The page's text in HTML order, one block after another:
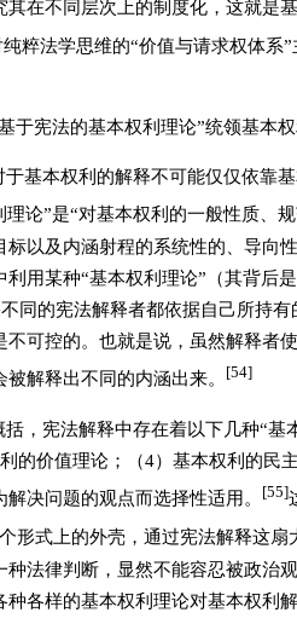
其在不同层次上的制度化，这就是
粹法学思维的“价值与请求权体系
于宪法的基本权利理论”统领基本
基本权利的解释不可能仅仅依靠
理论”是“对基本权利的一般性质、
标以及内涵射程的系统性的、导向
利用某种“基本权利理论”（其背后
同的宪法解释者都依据自己所持
不可控的。也就是说，虽然解释者
解释出不同的内涵出来。
[54]
，宪法解释中存在着以下几种“基
的价值理论；（4）基本权利的民
决问题的观点而选择性适用。
[55]
形式上的外壳，通过宪法解释这
种法律判断，显然不能容忍被政治
种各样的基本权利理论对基本权利